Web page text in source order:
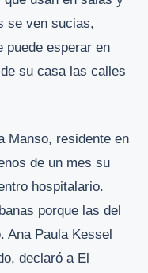
se ven sucias,
puede esperar en
su casa las calles
Manso, residente en
de un mes su
hospitalario.
porque las del
Ana Paula Kessel
declaró a El